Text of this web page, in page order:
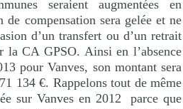
seraient augmentées en
de compensation sera gelée et ne
d’un transfert ou d’un retrait
la CA GPSO. Ainsi en l’absence
pour Vanves, son montant sera
134 €. Rappelons tout de même
sur Vanves en 2012
parce que